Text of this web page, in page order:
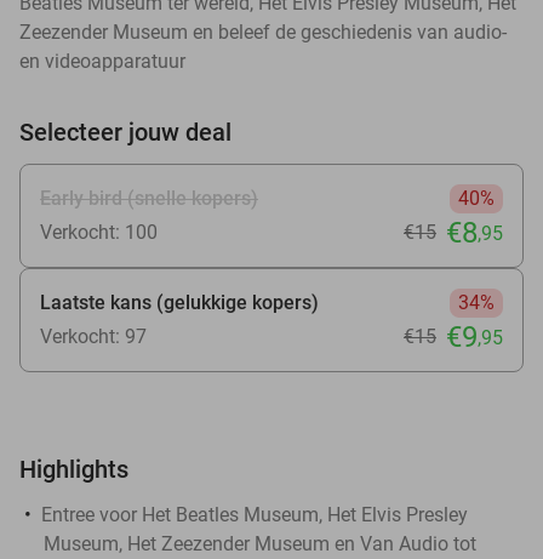
Zeezender Museum en beleef de geschiedenis van audio-
en videoapparatuur
Selecteer jouw deal
Early bird (snelle kopers)
40%
Verkocht: 100
€15 €8,95
Laatste kans (gelukkige kopers)
34%
Verkocht: 97
€15 €9,95
Highlights
Entree voor Het Beatles Museum, Het Elvis Presley
Museum, Het Zeezender Museum en Van Audio tot